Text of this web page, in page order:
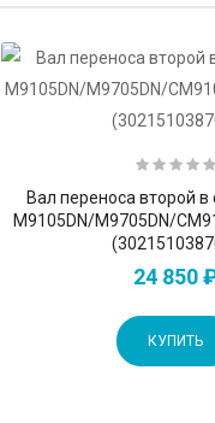
Вал переноса второй
M9105DN/M9705DN/
24 850
КУПИТЬ